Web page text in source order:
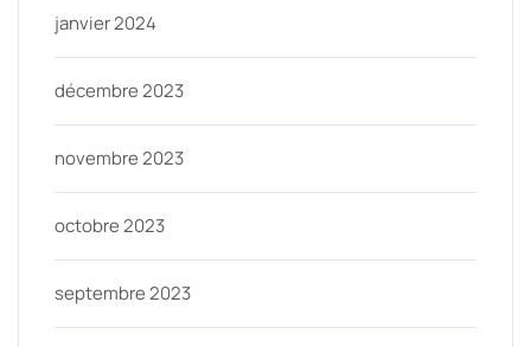
janvier 2024
décembre 2023
novembre 2023
octobre 2023
septembre 2023